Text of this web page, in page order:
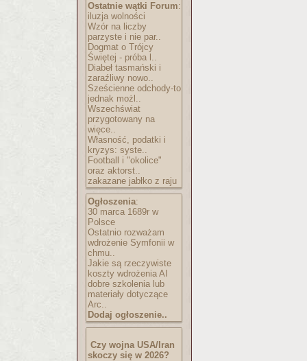
Ostatnie wątki Forum:
iluzja wolności
Wzór na liczby
parzyste i nie par..
Dogmat o Trójcy
Świętej - próba l..
Diabeł tasmański i
zaraźliwy nowo..
Sześcienne odchody-to
jednak możl..
Wszechświat
przygotowany na
więce..
Własność, podatki i
kryzys: syste..
Football i "okolice"
oraz aktorst..
zakazane jabłko z raju
Ogłoszenia:
30 marca 1689r w
Polsce
Ostatnio rozważam
wdrożenie Symfonii w
chmu..
Jakie są rzeczywiste
koszty wdrożenia AI
dobre szkolenia lub
materiały dotyczące
Arc..
Dodaj ogłoszenie..
Czy wojna USA/Iran
skoczy się w 2026?